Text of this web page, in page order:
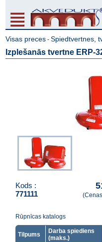
Visas preces -Spiedtvertnes,
Izplešanās tvertne ERP-
Kods :
771111
Rūpnīcas katalogs
Tilpums
Darba spiediens
(maks.)